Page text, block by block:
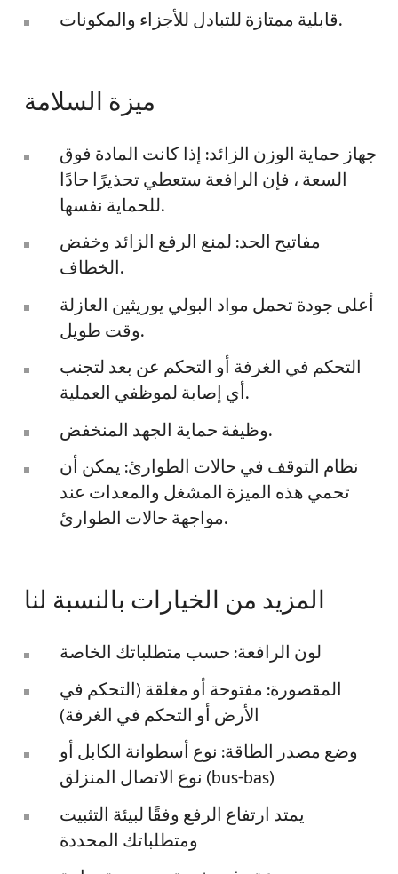
قابلية ممتازة للتبادل للأجزاء والمكونات.
ميزة السلامة
جهاز حماية الوزن الزائد: إذا كانت المادة فوق
السعة ، فإن الرافعة ستعطي تحذيرًا حادًا
للحماية نفسها.
مفاتيح الحد: لمنع الرفع الزائد وخفض
الخطاف.
أعلى جودة تحمل مواد البولي يوريثين العازلة
وقت طويل.
التحكم في الغرفة أو التحكم عن بعد لتجنب
أي إصابة لموظفي العملية.
وظيفة حماية الجهد المنخفض.
نظام التوقف في حالات الطوارئ: يمكن أن
تحمي هذه الميزة المشغل والمعدات عند
مواجهة حالات الطوارئ.
المزيد من الخيارات بالنسبة لنا
لون الرافعة: حسب متطلباتك الخاصة
المقصورة: مفتوحة أو مغلقة (التحكم في
الأرض أو التحكم في الغرفة)
وضع مصدر الطاقة: نوع أسطوانة الكابل أو
نوع الاتصال المنزلق (bus-bas)
يمتد ارتفاع الرفع وفقًا لبيئة التثبيت
ومتطلباتك المحددة